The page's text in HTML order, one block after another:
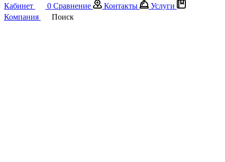
Кабинет
0 Сравнение Контакты
Услуги
Компания
Поиск